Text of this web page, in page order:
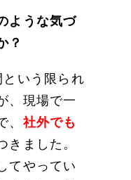
ような気づ
？
いう限られ
、現場で一
、 社外でも
きました。
てやってい